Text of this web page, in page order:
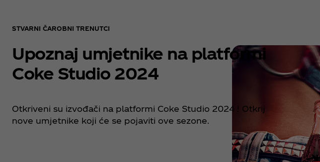
STVARNI ČAROBNI TRENUTCI
Upoznaj umjetnike na platformi
Coke Studio 2024
Otkriveni su izvođači na platformi Coke Studio 2024 ! Otkrij
nove umjetnike koji će se pojaviti ove sezone.